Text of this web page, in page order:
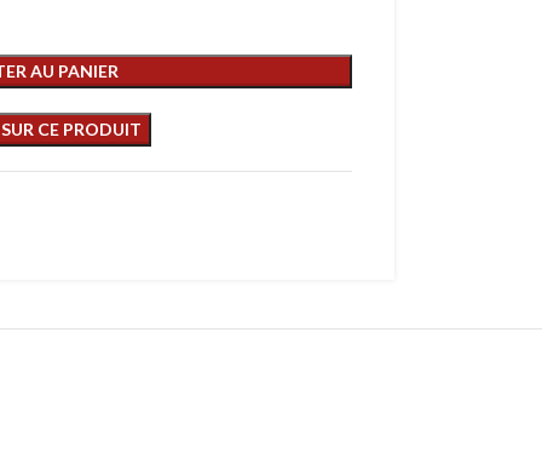
AU PANIER